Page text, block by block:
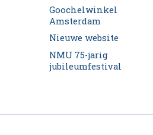
Goochelwinkel
Amsterdam
Nieuwe website
NMU 75-jarig
jubileumfestival